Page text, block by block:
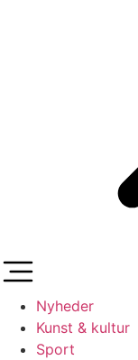
Nyheder
Kunst & kultur
Sport